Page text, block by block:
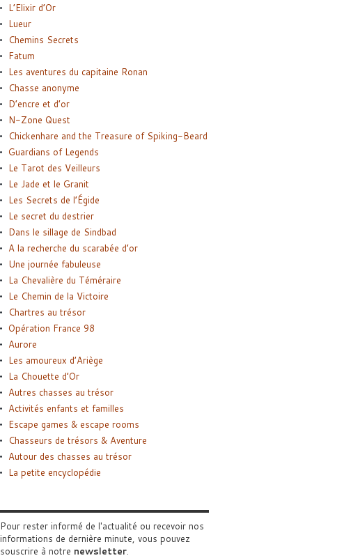
L’Elixir d’Or
Lueur
Chemins Secrets
Fatum
Les aventures du capitaine Ronan
Chasse anonyme
D’encre et d’or
N-Zone Quest
Chickenhare and the Treasure of Spiking-Beard
Guardians of Legends
Le Tarot des Veilleurs
Le Jade et le Granit
Les Secrets de l’Égide
Le secret du destrier
Dans le sillage de Sindbad
A la recherche du scarabée d’or
Une journée fabuleuse
La Chevalière du Téméraire
Le Chemin de la Victoire
Chartres au trésor
Opération France 98
Aurore
Les amoureux d’Ariège
La Chouette d’Or
Autres chasses au trésor
Activités enfants et familles
Escape games & escape rooms
Chasseurs de trésors & Aventure
Autour des chasses au trésor
La petite encyclopédie
Pour rester informé de l'actualité ou recevoir nos
informations de dernière minute, vous pouvez
souscrire à notre newsletter.